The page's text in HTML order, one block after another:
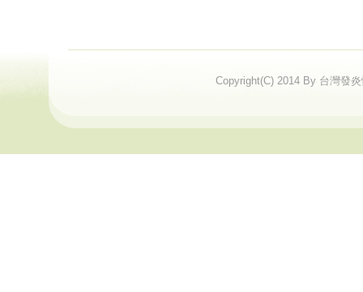
Copyright(C) 2014 By 台灣發